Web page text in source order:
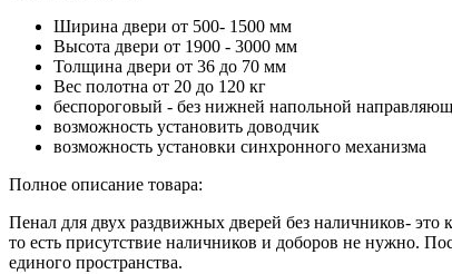
Ширина двери от 500- 1500 мм
Высота двери от 1900 - 3000 мм
Толщина двери от 36 до 70 мм
Вес полотна от 20 до 120 кг
беспороговый - без нижней напольной
возможность установить доводчик
возможность установки синхронного механизма
Полное описание товара:
Пенал для двух раздвижных дверей без наличников- это
то есть присутствие наличников и доборов не нужно.
единого пространства.